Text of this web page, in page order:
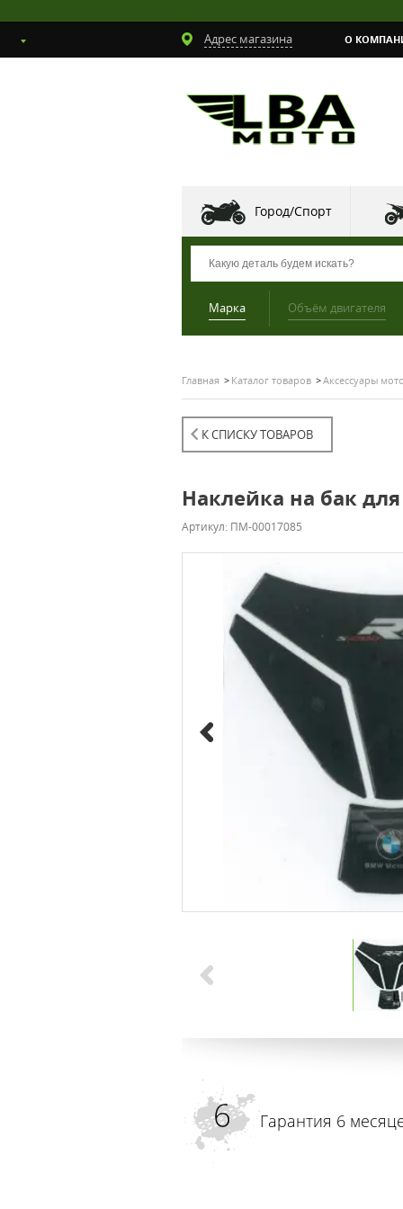
Адрес магазина О
Город/Спорт
Марка Объём двигателя
Главная Каталог товаров Аксессуары
К СПИСКУ ТОВАРОВ
Наклейка на бак
Артикул: ПМ-00017085
Гарантия 6